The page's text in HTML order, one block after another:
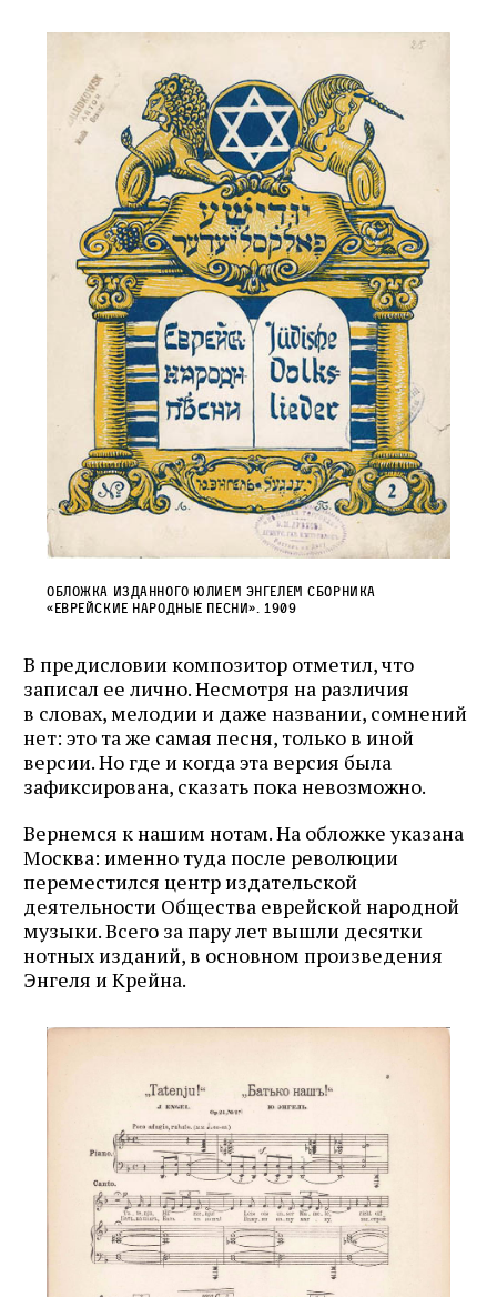
Обложка изданного Юлием Энгелем сборника
«Еврейские народные песни». 1909
В предисловии композитор отметил, что
записал ее лично. Несмотря на различия
в словах, мелодии и даже названии, сомнений
нет: это та же самая песня, только в иной
версии. Но где и когда эта версия была
зафиксирована, сказать пока невозможно.
Вернемся к нашим нотам. На обложке указана
Москва: именно туда после революции
переместился центр издательской
деятельности Общества еврейской народной
музыки. Всего за пару лет вышли десятки
нотных изданий, в основном произведения
Энгеля и Крейна.